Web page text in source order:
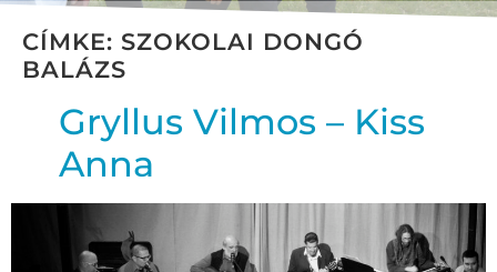
CÍMKE: SZOKOLAI DONGÓ
BALÁZS
Gryllus Vilmos – Kiss
Anna